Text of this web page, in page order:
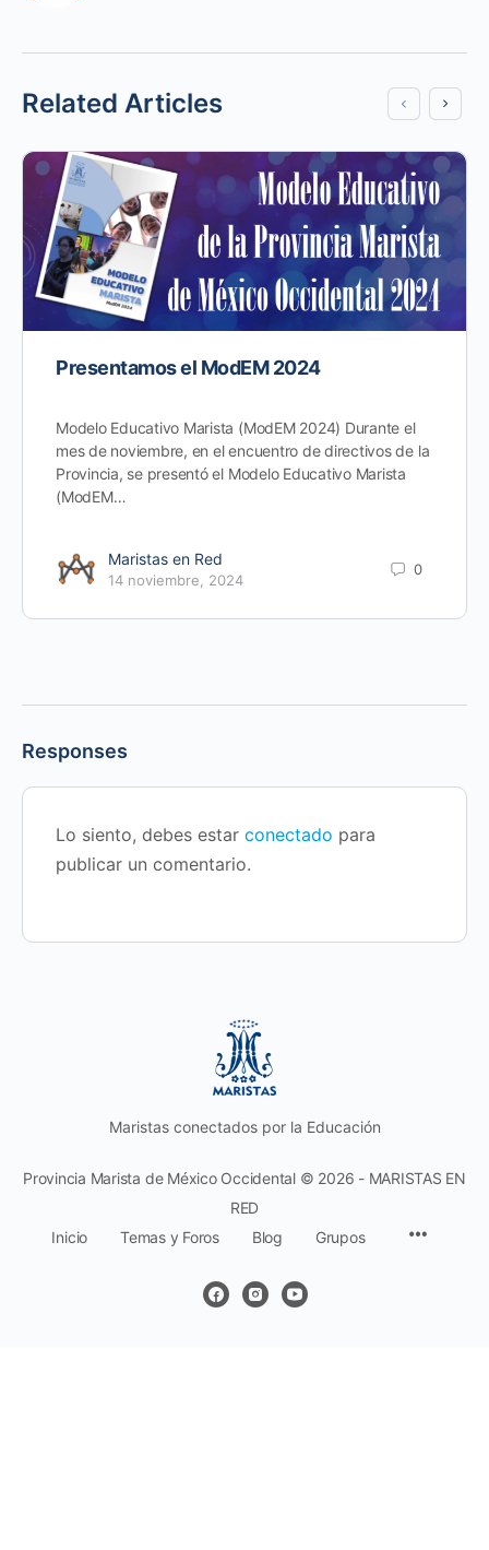
Related Articles
Presentamos el ModEM 2024
Modelo Educativo Marista (ModEM 2024) Durante el
mes de noviembre, en el encuentro de directivos de la
Provincia, se presentó el Modelo Educativo Marista
(ModEM…
Maristas en Red
14 noviembre, 2024
0
Responses
Lo siento, debes estar conectado para
publicar un comentario.
Maristas conectados por la Educación
Provincia Marista de México Occidental © 2026 - MARISTAS EN
RED
Inicio
Temas y Foros Blog Grupos